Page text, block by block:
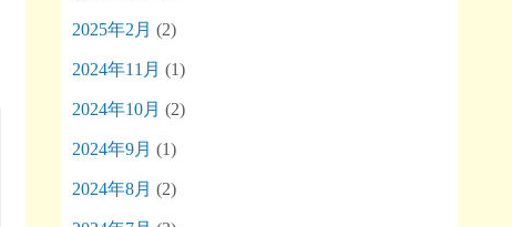
2025年2月 (2)
2024年11月 (1)
2024年10月 (2)
2024年9月 (1)
2024年8月 (2)